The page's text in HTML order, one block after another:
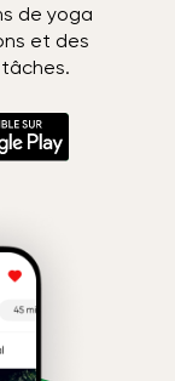
de yoga
et des